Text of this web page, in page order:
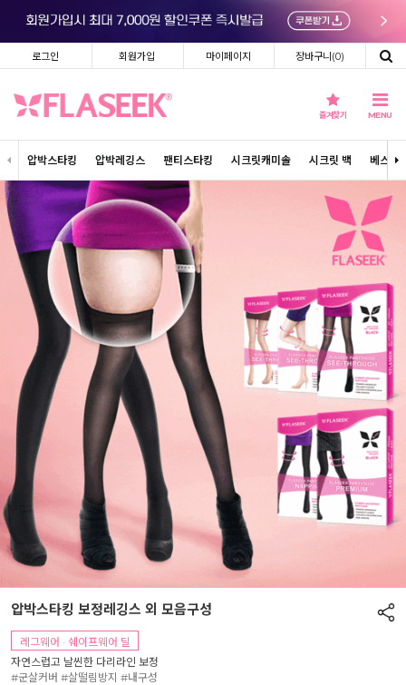
로그인 회원가입 마이페이지 장바구니(0)
즐겨찾기 MENU
압박스타킹 압박레깅스 팬티스타킹 시크릿캐미솔 시크릿 백 베스트
압박스타킹 보정레깅스 외 모음구성
레그웨어 · 쉐이프웨어 딜
자연스럽고 날씬한 다리라인 보정
#군살커버 #살떨림방지 #내구성